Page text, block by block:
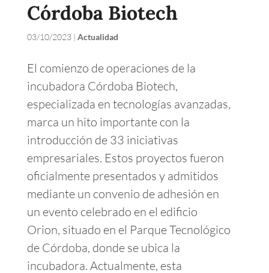
Córdoba Biotech
03/10/2023| Actualidad
El comienzo de operaciones de la
incubadora Córdoba Biotech,
especializada en tecnologías avanzadas,
marca un hito importante con la
introducción de 33 iniciativas
empresariales. Estos proyectos fueron
oficialmente presentados y admitidos
mediante un convenio de adhesión en
un evento celebrado en el edificio
Orion, situado en el Parque Tecnológico
de Córdoba, donde se ubica la
incubadora. Actualmente, esta